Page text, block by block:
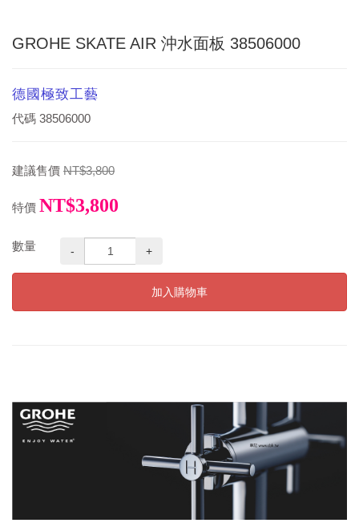
GROHE SKATE AIR 沖水面板 38506000
德國極致工藝
代碼 38506000
建議售價 NT$3,800
特價 NT$3,800
數量 - +
加入購物車